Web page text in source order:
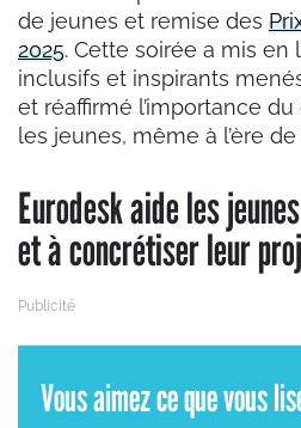
de jeunes et remise des
2025. Cette soirée a mis en
inclusifs et inspirants
et réaffirmé l’importance
les jeunes, même à l’ère de
Eurodesk aide les
et à concrétiser leur
Vous aimez ce que vous